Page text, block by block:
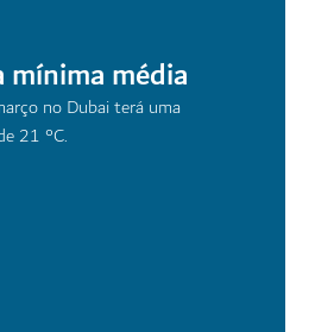
média
no Dubai terá uma
21 °C.